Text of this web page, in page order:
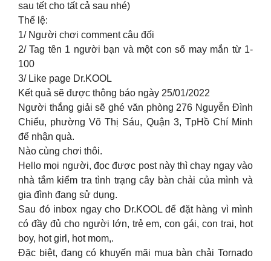
sau tết cho tất cả sau nhé)
Thể lệ:
1/ Người chơi comment câu đối
2/ Tag tên 1 người bạn và một con số may mắn từ 1-
100
3/ Like page Dr.KOOL
Kết quả sẽ được thông báo ngày 25/01/2022
Người thắng giải sẽ ghé văn phòng 276 Nguyễn Đình
Chiểu, phường Võ Thị Sáu, Quận 3, TpHồ Chí Minh
để nhận quà.
Nào cùng chơi thôi.
Hello mọi người, đọc được post này thì chạy ngay vào
nhà tắm kiểm tra tình trạng cây bàn chải của mình và
gia đình đang sử dụng.
Sau đó inbox ngay cho Dr.KOOL để đặt hàng vì mình
có đầy đủ cho người lớn, trẻ em, con gái, con trai, hot
boy, hot girl, hot mom,.
Đặc biệt, đang có khuyến mãi mua bàn chải Tornado